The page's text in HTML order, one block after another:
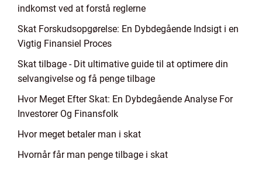
indkomst ved at forstå reglerne
Skat Forskudsopgørelse: En Dybdegående Indsigt i en
Vigtig Finansiel Proces
Skat tilbage - Dit ultimative guide til at optimere din
selvangivelse og få penge tilbage
Hvor Meget Efter Skat: En Dybdegående Analyse For
Investorer Og Finansfolk
Hvor meget betaler man i skat
Hvornår får man penge tilbage i skat